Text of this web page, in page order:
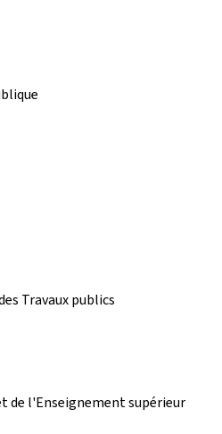
Travaux publics
de l'Enseignement supérieur